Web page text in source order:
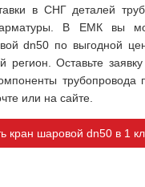
в СНГ деталей
арматуры. В ЕМК вы
dn50 по выгодной
регион. Оставьте
трубопровода
или на сайте.
кран шаровой dn50 в 1